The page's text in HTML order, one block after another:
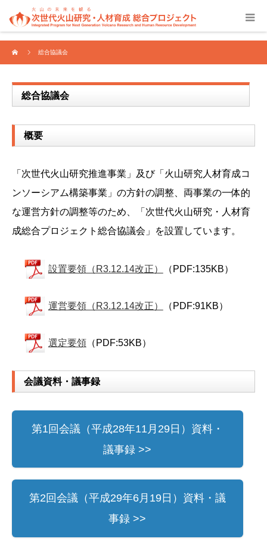
総合協議会
総合協議会
概要
「次世代火山研究推進事業」及び「火山研究人材育成コ
ンソーシアム構築事業」の方針の調整、両事業の一体的
な運営方針の調整等のため、「次世代火山研究・人材育
成総合プロジェクト総合協議会」を設置しています。
設置要領（R3.12.14改正） （PDF:135KB）
運営要領（R3.12.14改正） （PDF:91KB）
選定要領（PDF:53KB）
会議資料・議事録
第1回会議（平成28年11月29日）資料・
議事録 >>
第2回会議（平成29年6月19日）資料・議
事録 >>